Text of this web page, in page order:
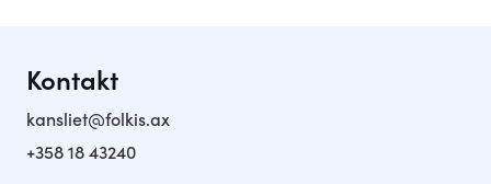
Kontakt
kansliet@folkis.ax
+358 18 43240